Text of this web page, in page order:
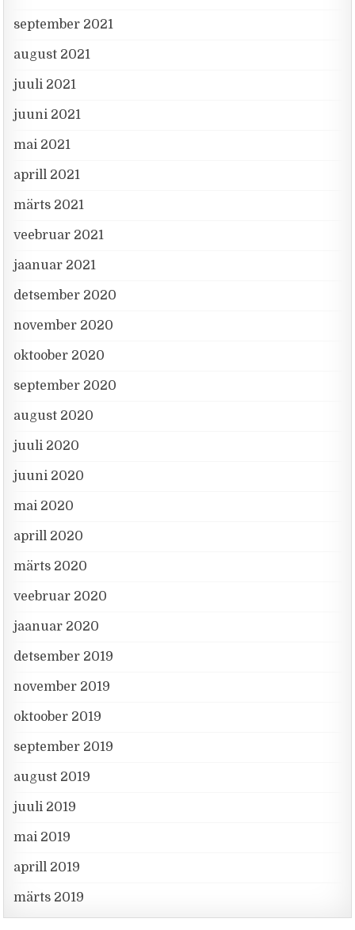
september 2021
august 2021
juuli 2021
juuni 2021
mai 2021
aprill 2021
märts 2021
veebruar 2021
jaanuar 2021
detsember 2020
november 2020
oktoober 2020
september 2020
august 2020
juuli 2020
juuni 2020
mai 2020
aprill 2020
märts 2020
veebruar 2020
jaanuar 2020
detsember 2019
november 2019
oktoober 2019
september 2019
august 2019
juuli 2019
mai 2019
aprill 2019
märts 2019